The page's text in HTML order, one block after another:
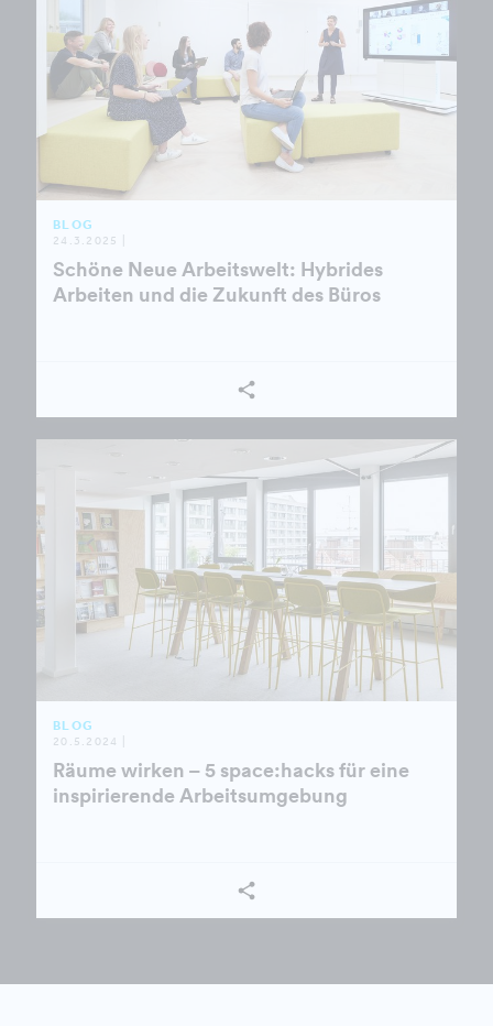
BLOG
24.3.2025 |
Schöne Neue Arbeitswelt: Hybrides
Arbeiten und die Zukunft des Büros
BLOG
20.5.2024 |
Räume wirken – 5 space:hacks für eine
inspirierende Arbeitsumgebung